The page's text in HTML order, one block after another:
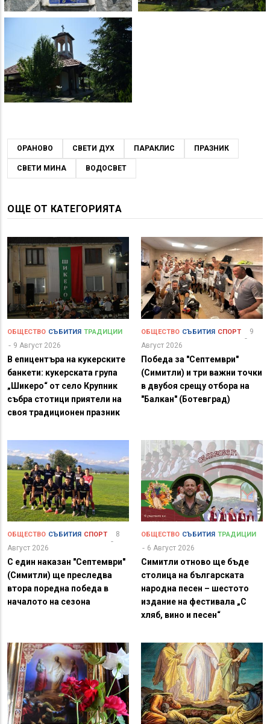
ОРАНОВО СВЕТИ ДУХ ПАРАКЛИС ПРАЗНИК
СВЕТИ МИНА ВОДОСВЕТ
ОЩЕ ОТ КАТЕГОРИЯТА
ОБЩЕСТВО СЪБИТИЯ ТРАДИЦИИ
9 Август 2026
В епицентъра на кукерските
банкети: кукерската група
„Шикеро“ от село Крупник
събра стотици приятели на
своя традиционен празник
ОБЩЕСТВО СЪБИТИЯ СПОРТ
9
Август 2026
Победа за "Септември"
(Симитли) и три важни точки
в двубоя срещу отбора на
"Балкан" (Ботевград)
ОБЩЕСТВО СЪБИТИЯ СПОРТ
8
Август 2026
С един наказан "Септември"
(Симитли) ще преследва
втора поредна победа в
началото на сезона
ОБЩЕСТВО СЪБИТИЯ ТРАДИЦИИ
6 Август 2026
Симитли отново ще бъде
столица на българската
народна песен – шестото
издание на фестивала „С
хляб, вино и песен“